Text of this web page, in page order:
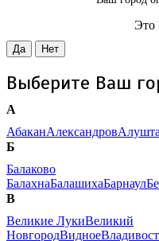
Это
Да Нет
Выберите Ваш
А
АбаканАлександровАлушта
Б
Балаково
БалахнаБалашихаБарнаул
В
Великие ЛукиВеликий
НовгородВидное